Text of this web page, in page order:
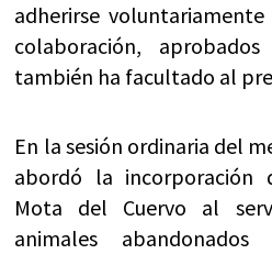
adherirse
colaboración,
también ha facultado al
En la sesión ordinaria del
abordó la incorporación
Mota del Cuervo al
animales